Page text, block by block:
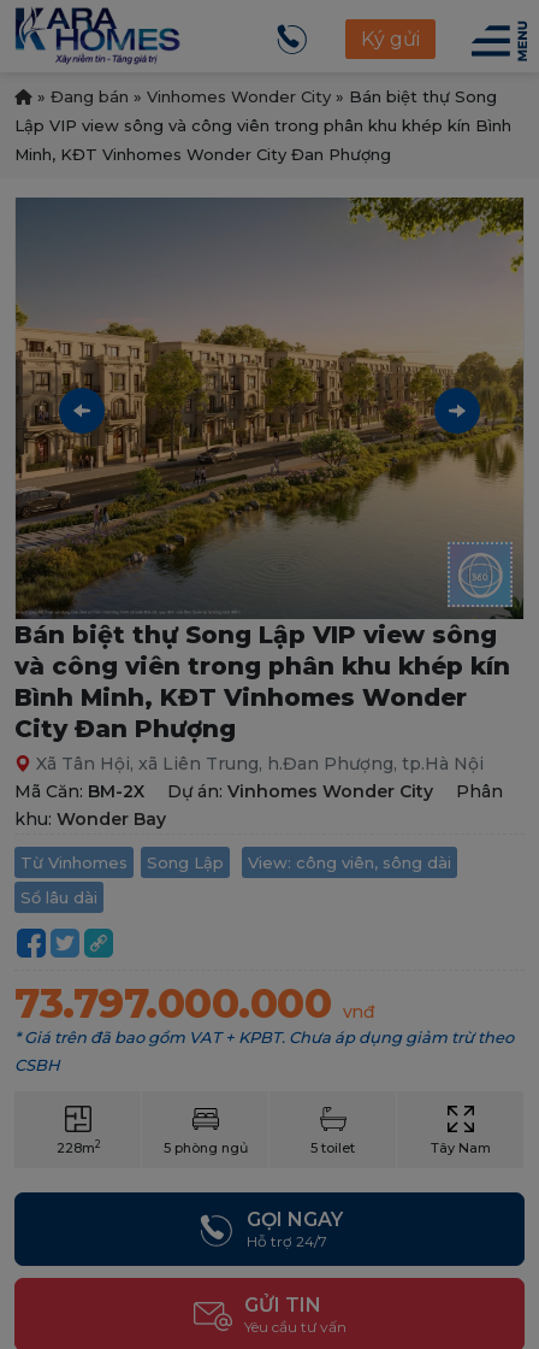
Ký gửi
» Đang bán » Vinhomes Wonder City » Bán biệt thự Song
Lập VIP view sông và công viên trong phân khu khép kín Bình
Minh, KĐT Vinhomes Wonder City Đan Phượng
Bán biệt thự Song Lập VIP view sông
và công viên trong phân khu khép kín
Bình Minh, KĐT Vinhomes Wonder
City Đan Phượng
Xã Tân Hội, xã Liên Trung, h.Đan Phượng, tp.Hà Nội
Mã Căn: BM-2X Dự án: Vinhomes Wonder City
Phân
khu: Wonder Bay
Từ Vinhomes Song Lập
View: công viên, sông dài
Sổ lâu dài
73.797.000.000 vnđ
* Giá trên đã bao gồm VAT + KPBT. Chưa áp dụng giảm trừ theo
CSBH
228m2 5 phòng ngủ 5 toilet Tây Nam
GỌI NGAY
Hỗ trợ 24/7
GỬI TIN
Yêu cầu tư vấn